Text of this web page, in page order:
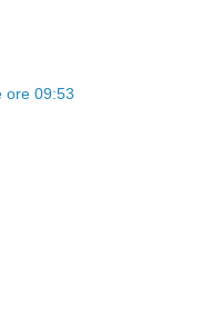
ore 09:53